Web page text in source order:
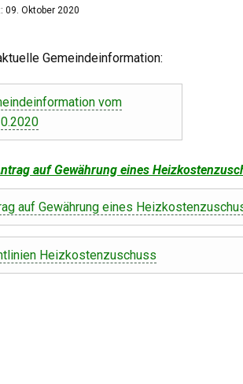
09. Oktober 2020
Gemeindeinformation:
vom
auf Gewährung eines
auf Gewährung eines
Heizkostenzuschuss